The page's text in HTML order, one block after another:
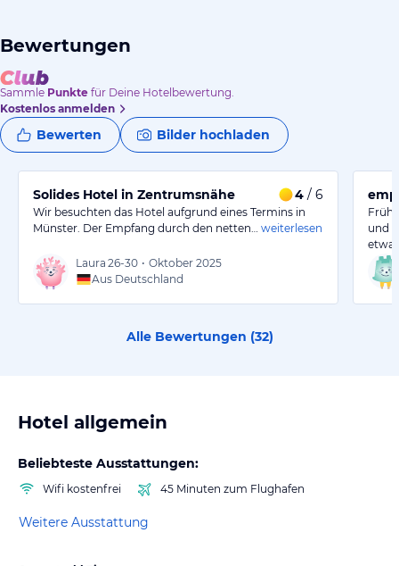
Bewertungen
Sammle Punkte für Deine Hotelbewertung.
Kostenlos anmelden
Bewerten Bilder hochladen
Solides Hotel in Zentrumsnähe 4 / 6
Wir besuchten das Hotel aufgrund eines Termins in
Münster. Der Empfang durch den netten…
weiterlesen
Laura 26-30 • Oktober 2025
Aus Deutschland
und
Alle Bewertungen (32)
Hotel allgemein
Beliebteste Ausstattungen:
Wifi kostenfrei 45 Minuten zum Flughafen
Weitere Ausstattung